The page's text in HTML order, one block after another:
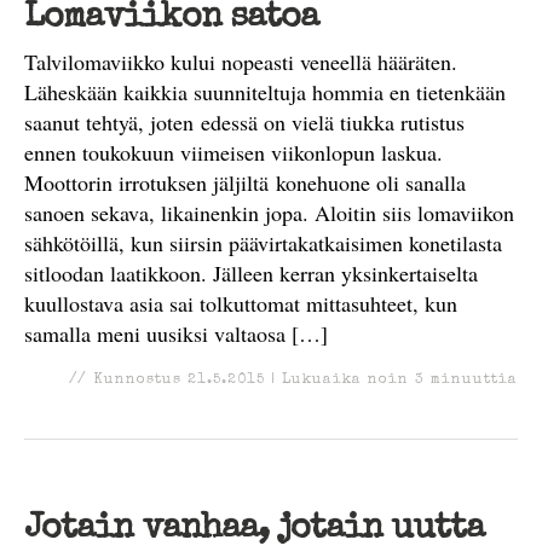
Lomaviikon satoa
Talvilomaviikko kului nopeasti veneellä hääräten.
Läheskään kaikkia suunniteltuja hommia en tietenkään
saanut tehtyä, joten edessä on vielä tiukka rutistus
ennen toukokuun viimeisen viikonlopun laskua.
Moottorin irrotuksen jäljiltä konehuone oli sanalla
sanoen sekava, likainenkin jopa. Aloitin siis lomaviikon
sähkötöillä, kun siirsin päävirtakatkaisimen konetilasta
sitloodan laatikkoon. Jälleen kerran yksinkertaiselta
kuullostava asia sai tolkuttomat mittasuhteet, kun
samalla meni uusiksi valtaosa […]
// Kunnostus 21.5.2015 | Lukuaika noin 3 minuuttia
Jotain vanhaa, jotain uutta